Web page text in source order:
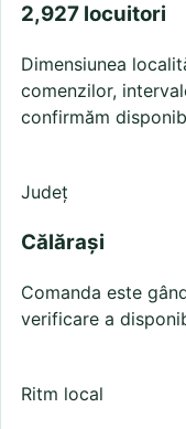
2,927 locuitori
Dimensiunea
comenzilor,
confirmăm
Județ
Călărași
Comanda este
verificare a
Ritm local